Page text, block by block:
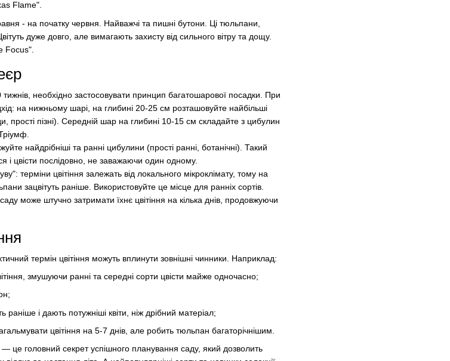
Flame".
- на початку червня. Найважчі та пишні бутони. Ці тюльпани,
дуже довго, але вимагають захисту від сильного вітру та дощу.
Focus".
необхідно застосовувати принцип багатошарової посадки. При
на нижньому шарі, на глибині 20-25 см розташовуйте найбільші
прості пізні). Середній шар на глибині 10-15 см складайте з цибулин
найдрібніші та ранні цибулини (прості ранні, ботанічні). Такий
і цвісти послідовно, не заважаючи один одному.
терміни цвітіння залежать від локального мікроклімату, тому на
зацвітуть раніше. Використовуйте це місце для ранніх сортів.
може штучно затримати їхнє цвітіння на кілька днів, продовжуючи
термін цвітіння можуть вплинути зовнішні чинники. Наприклад:
змушуючи ранні та середні сорти цвісти майже одночасно;
раніше і дають потужніші квіти, ніж дрібний матеріал;
цвітіння на 5-7 днів, але робить тюльпан багаторічнішим.
— це головний секрет успішного планування саду, який дозволить